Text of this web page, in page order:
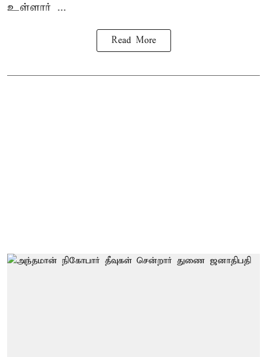
உள்ளார் ...
Read More